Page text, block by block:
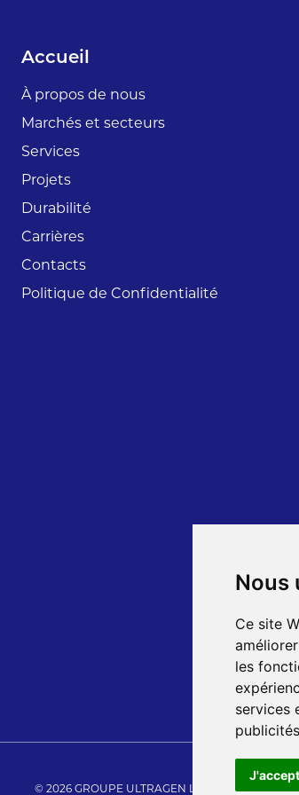
Nous
Ce site
les
services
Accueil
À propos de nous
Marchés et secteurs
Services
Projets
Durabilité
Carrières
Contacts
Politique de Confidentialité
© 2026 GROUPE ULTRAGEN LTÉE TOUS DROITS